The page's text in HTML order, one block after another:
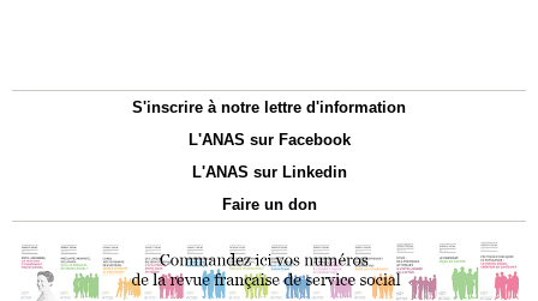
S'inscrire à notre lettre d'information
L'ANAS sur Facebook
L'ANAS sur Linkedin
Faire un don